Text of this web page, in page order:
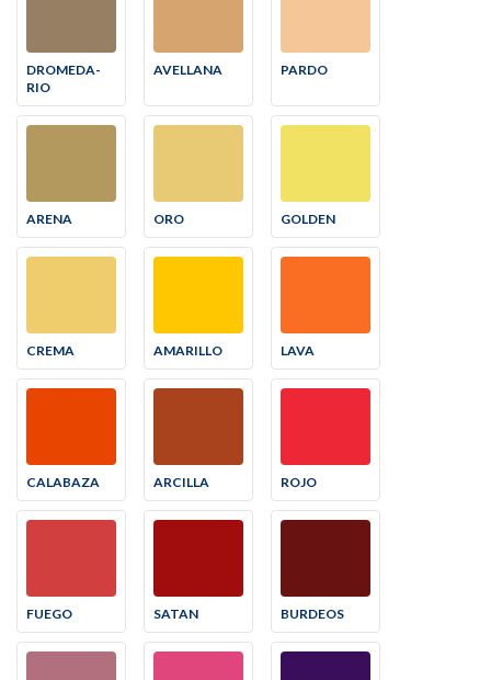
DROMEDA-
RIO
AVELLANA PARDO
ARENA ORO GOLDEN
CREMA AMARILLO LAVA
CALABAZA ARCILLA ROJO
FUEGO SATAN BURDEOS